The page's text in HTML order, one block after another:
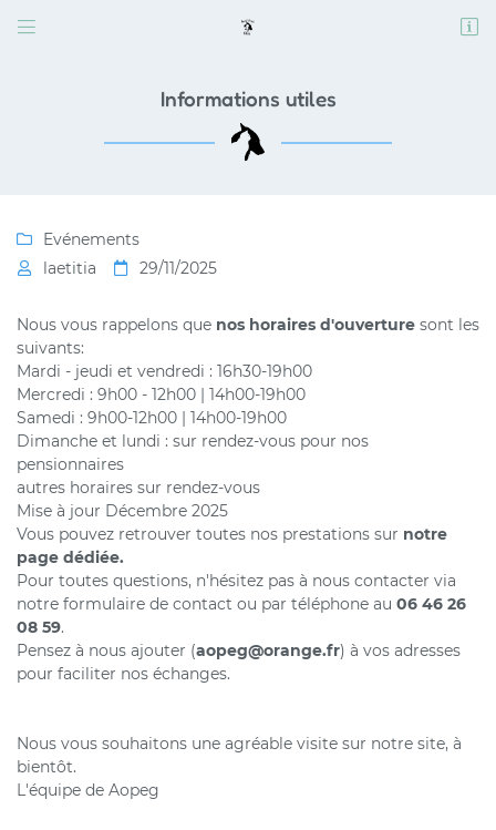
 
 Adresse email de réception
Code Captcha
Rafraîchir le captcha
En cochant cette case, vous consentez à recevoir nos propositions
commerciales à l'adresse email indiqué ci-dessus. Vous pouvez vous désinscrire
à tout moment en utilisant
Inscription
Informations utiles
 Evénements
 laetitia  29/11/2025
Nous vous rappelons que nos horaires d'ouverture sont les
suivants:
Mardi - jeudi et vendredi : 16h30-19h00
Mercredi : 9h00 - 12h00 | 14h00-19h00
Samedi : 9h00-12h00 | 14h00-19h00
Dimanche et lundi : sur rendez-vous pour nos
pensionnaires
autres horaires sur rendez-vous
Mise à jour Décembre 2025
Vous pouvez retrouver toutes nos prestations sur notre
page dédiée.
Pour toutes questions, n'hésitez pas à nous contacter via
notre formulaire de contact ou par téléphone au 06 46 26
08 59.
Pensez à nous ajouter (aopeg@orange.fr) à vos adresses
pour faciliter nos échanges.
Nous vous souhaitons une agréable visite sur notre site, à
bientôt.
L'équipe de Aopeg